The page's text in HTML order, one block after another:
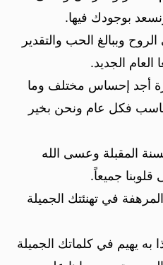
بوجودك فيها.
وببالغ الحب والتقدير
العام الجديد.
أجد إحساس مختلف وما
فكل عام ونحن بخير
المقبلة وعسى الله
جميعاً.
في تهنئتك الجميلة
به يهيم في كلماتك الجميلة